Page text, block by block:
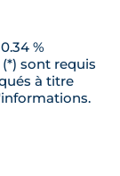
%
sont requis
à titre